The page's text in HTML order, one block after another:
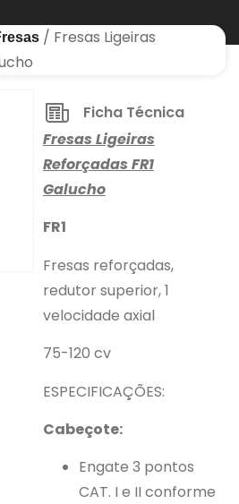
/ Fresas Ligeiras
Ficha Técnica
Fresas Ligeiras
Reforçadas FR1
Galucho
FR1
Fresas reforçadas,
redutor superior, 1
velocidade axial
75-120 cv
ESPECIFICAÇÕES:
Cabeçote:
Engate 3 pontos
CAT. I e II conforme